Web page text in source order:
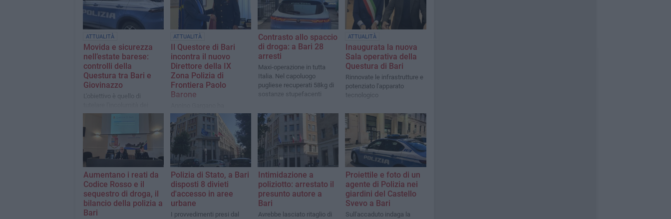
ATTUALITÀ
Movida e sicurezza
nell’estate barese:
controlli della
Questura tra Bari e
Giovinazzo
L'obiettivo è quello di
giovani
ATTUALITÀ
Il Questore di Bari
incontra il nuovo
Direttore della IX
Zona Polizia di
Frontiera Paolo
Barone
sottolineato l'importanza
della collaborazione per la
sicurezza degli scali
marittimi e aerei di Puglia,
Molise e Basilicata
Contrasto allo spaccio
di droga: a Bari 28
arresti
Maxi-operazione in tutta
Italia. Nel capoluogo
pugliese recuperati 58kg di
sostanze stupefacenti
ATTUALITÀ
Inaugurata la nuova
Sala operativa della
Questura di Bari
Rinnovate le infrastrutture e
potenziato l'apparato
tecnologico
Aumentano i reati da
Codice Rosso e il
sequestro di droga, il
bilancio della polizia a
Bari
Polizia di Stato, a Bari
disposti 8 divieti
d'accesso in aree
urbane
I provvedimenti presi dal
Intimidazione a
poliziotto: arrestato il
presunto autore a
Bari
Avrebbe lasciato ritaglio di
Proiettile e foto di un
agente di Polizia nei
giardini del Castello
Svevo a Bari
Sull'accaduto indaga la